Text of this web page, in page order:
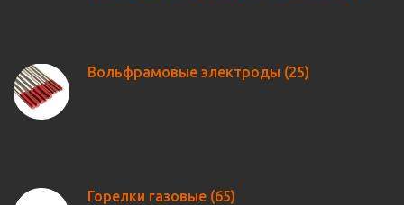
Вольфрамовые электроды (25)
Горелки газовые (65)